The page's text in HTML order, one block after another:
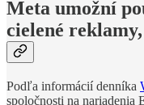
Meta umožní
cielené
Podľa informácií denníka
spoločnosti na nariadenia